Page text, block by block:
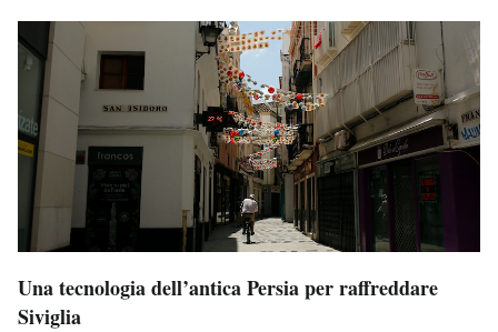
Una tecnologia dell’antica Persia per raffreddare
Siviglia